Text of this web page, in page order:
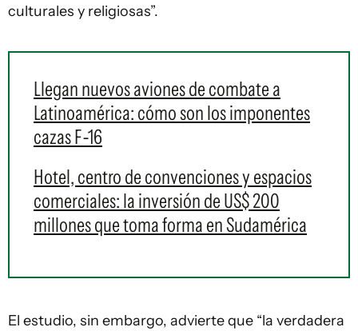
culturales y religiosas”.
Llegan nuevos aviones de combate a
Latinoamérica: cómo son los imponentes
cazas F-16
Hotel, centro de convenciones y espacios
comerciales: la inversión de US$ 200
millones que toma forma en Sudamérica
El estudio, sin embargo, advierte que “la verdadera